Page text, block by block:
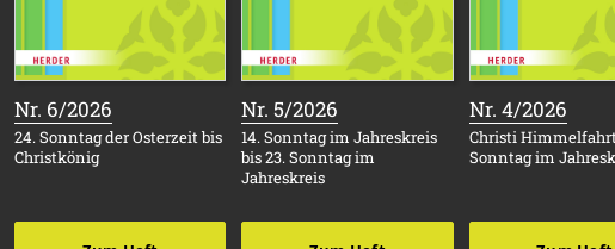
Nr. 6/2026
24. Sonntag der Osterzeit bis
Christkönig
Nr. 5/2026
14. Sonntag im Jahreskreis
bis 23. Sonntag im
Jahreskreis
Nr. 4/2026
Christi Himmelfahrt
Sonntag im